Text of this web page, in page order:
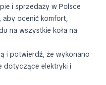
i sprzedaży w Polsce
aby ocenić komfort,
na wszystkie koła na
i potwierdź, że wykonano
dotyczące elektryki i